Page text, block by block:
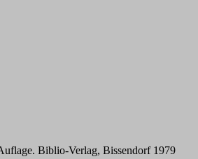
Biblio-Verlag, Bissendorf 1979